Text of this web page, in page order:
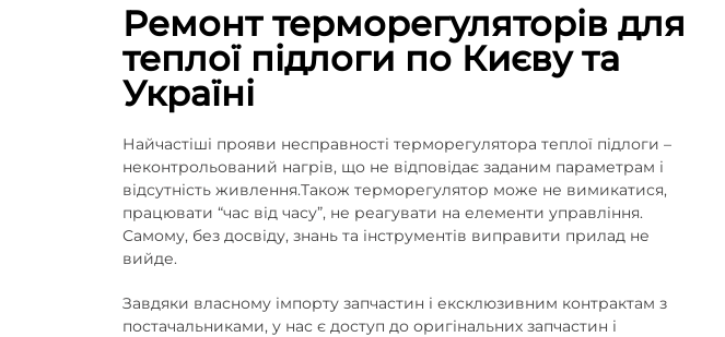
Ремонт терморегуляторів для
теплої підлоги по Києву та
Україні
Найчастіші прояви несправності терморегулятора теплої підлоги –
неконтрольований нагрів, що не відповідає заданим параметрам і
відсутність живлення.Також терморегулятор може не вимикатися,
працювати “час від часу”, не реагувати на елементи управління.
Самому, без досвіду, знань та інструментів виправити прилад не
вийде.
Завдяки власному імпорту запчастин і ексклюзивним контрактам з
постачальниками, у нас є доступ до оригінальних запчастин і